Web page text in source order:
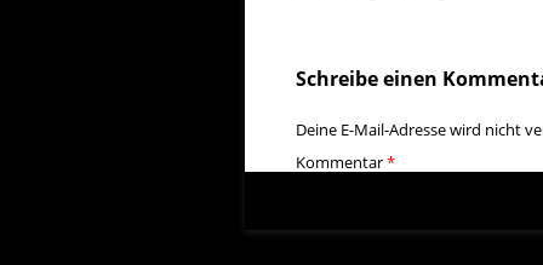
Schreibe einen
Deine E-Mail-Adresse wird nicht
Kommentar*